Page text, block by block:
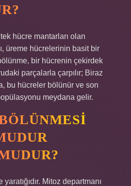
hücre mantarları olan
üreme hücrelerinin basit bir
bir hücrenin çekirdek
parçalarla çarpılır; Biraz
bu hücreler bölünür ve son
meydana gelir.
Mitoz departmanı